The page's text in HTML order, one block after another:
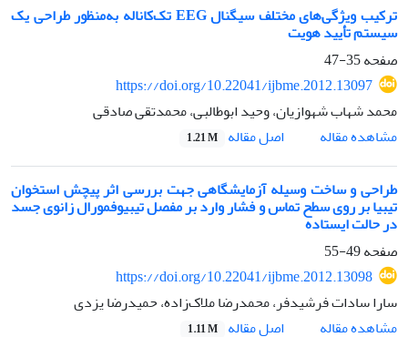
ترکیب ویژگی‌های مختلف سیگنال EEG تک‌کاناله به‌منظور طراحی یک
سیستم تأیید هویت
صفحه35-47
https://doi.org/10.22041/ijbme.2012.13097
محمد شهاب شهوازیان، وحید ابوطالبی، محمدتقی صادقی
مشاهده مقاله
اصل مقاله 1.21 M
طراحی و ساخت وسیله آزمایشگاهی جهت بررسی اثر پیچش استخوان
تیبیا بر روی سطح تماس و فشار وارد بر مفصل تیبیوفمورال زانوی جسد
در حالت ایستاده
صفحه49-55
https://doi.org/10.22041/ijbme.2012.13098
سارا سادات فرشیدفر، محمدرضا ملاک‌زاده، حمیدرضا یزدی
مشاهده مقاله
اصل مقاله 1.11 M